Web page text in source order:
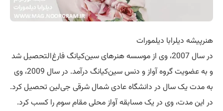
هنرپیشه دیلرابا دیلمورات
در سال 2007، وی از موسسه هنرهای سین‌کیانگ فارغ‌التحصیل شد
و به عضویت گروه آواز و دنس سین‌کیانگ درآمد. در سال 2009، وی
به مدت یک سال در دانشگاه عادی شمال شرقی جی‌لین تحصیل کرد.
در این مدت، وی در یک مسابقه آواز محلی مقام سوم را کسب کرد.